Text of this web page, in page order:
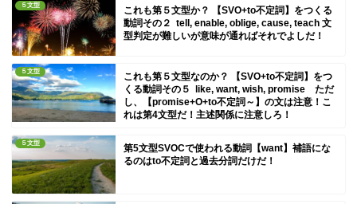
５文型
これも第５文型か？ 【SVO+to不定詞】をつくる
動詞その２ tell, enable, oblige, cause, teach 文
型判定が難しいが意味が通ればそれでよしだ！
５文型
これも第５文型なのか？ 【SVO+to不定詞】をつ
くる動詞その５ like, want, wish, promise ただ
し、【promise+O+to不定詞～】の文は注意！こ
れは第4文型だ！主述関係に注意しろ！
５文型
第5文型SVOCで使われる動詞【want】補語にな
るのはto不定詞と過去分詞だけだ！